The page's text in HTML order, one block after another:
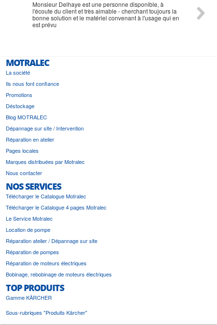
Monsieur Delhaye est une personne disponible, à
l'écoute du client et très aimable - cherchant toujours la
bonne solution et le matériel convenant à l'usage qui en
est prévu
MOTRALEC
La société
Ils nous font confiance
Promotions
Déstockage
Blog MOTRALEC
Dépannage sur site / Intervention
Réparation en atelier
Pages locales
Marques distribuées par Motralec
Nous contacter
NOS SERVICES
Télécharger le Catalogue Motralec
Télécharger le Catalogue 4 pages Motralec
Le Service Motralec
Location de pompe
Réparation atelier / Dépannage sur site
Réparation de pompes
Réparation de moteurs électriques
Bobinage, rebobinage de moteurs électriques
TOP PRODUITS
Gamme KÄRCHER
Sous-rubriques "Produits Kärcher"